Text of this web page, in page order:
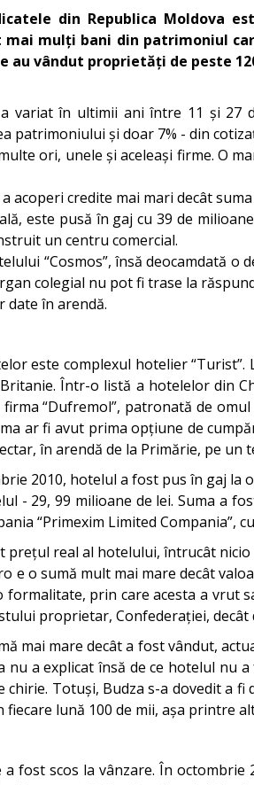
din Republica Moldova
mulți bani din patrimoniul
vândut proprietăți de peste
variat în ultimii ani între 11 și
patrimoniului și doar 7% - din
ori, unele și aceleași firme. O
credite mai mari decât
este pusă în gaj cu 39 de
un centru comercial.
“Cosmos”, însă deocamdată
colegial nu pot fi trase la
date în arendă.
este complexul hotelier
Într-o listă a hotelelor din
“Dufremol”, patronată de
ar fi avut prima opțiune de
în arendă de la Primărie, pe un
2010, hotelul a fost pus în gaj
- 29, 99 milioane de lei. Suma a
“Primexim Limited Compania”,
prețul real al hotelului, întrucât
o sumă mult mai mare decât
prin care acesta a vrut
proprietar, Confederației, decât
mai mare decât a fost vândut,
nu a explicat însă de ce hotelul
Totuși, Budza s-a dovedit a
lună 100 de mii, așa printre
fost scos la vânzare. În